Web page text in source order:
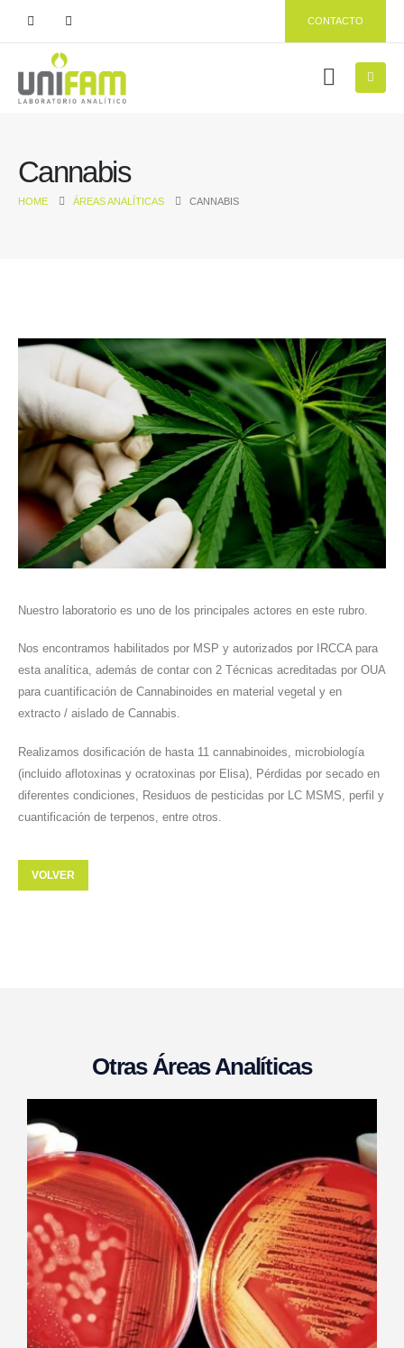
CONTACTO
Cannabis
HOME ÁREAS ANALÍTICAS CANNABIS
Nuestro laboratorio es uno de los principales actores en este rubro.
Nos encontramos habilitados por MSP y autorizados por IRCCA para
esta analítica, además de contar con 2 Técnicas acreditadas por OUA
para cuantificación de Cannabinoides en material vegetal y en
extracto / aislado de Cannabis.
Realizamos dosificación de hasta 11 cannabinoides, microbiología
(incluido aflotoxinas y ocratoxinas por Elisa), Pérdidas por secado en
diferentes condiciones, Residuos de pesticidas por LC MSMS, perfil y
cuantificación de terpenos, entre otros.
VOLVER
Otras Áreas Analíticas